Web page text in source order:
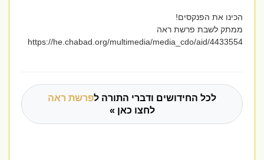
הכינו את הפנקסים!
ממתק לשבת פרשת ראה
https://he.chabad.org/multimedia/media_cdo/aid/4433554
לכל החידושים ודברי התורה לפרשת ראה
לחצו כאן »